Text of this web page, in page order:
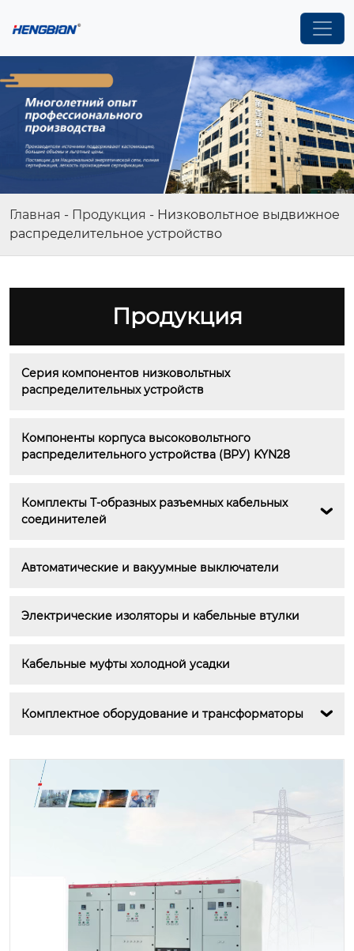
Главная - Продукция - Низковольтное выдвижное
распределительное устройство
Продукция
Серия компонентов низковольтных
распределительных устройств
Компоненты корпуса высоковольтного
распределительного устройства (ВРУ) KYN28
Комплекты Т-образных разъемных кабельных
соединителей

Автоматические и вакуумные выключатели
Электрические изоляторы и кабельные втулки
Кабельные муфты холодной усадки
Комплектное оборудование и трансформаторы 